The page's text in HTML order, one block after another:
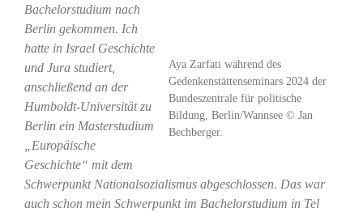
Aya Zarfati während des
Gedenkenstättenseminars 2024 der
Bundeszentrale für politische
Bildung, Berlin/Wannsee © Jan
Bechberger.
Bachelorstudium nach
Berlin gekommen. Ich
hatte in Israel Geschichte
und Jura studiert,
anschließend an der
Humboldt-Universität zu
Berlin ein Masterstudium
„Europäische
Geschichte“ mit dem
Schwerpunkt Nationalsozialismus abgeschlossen. Das war
auch schon mein Schwerpunkt im Bachelorstudium in Tel